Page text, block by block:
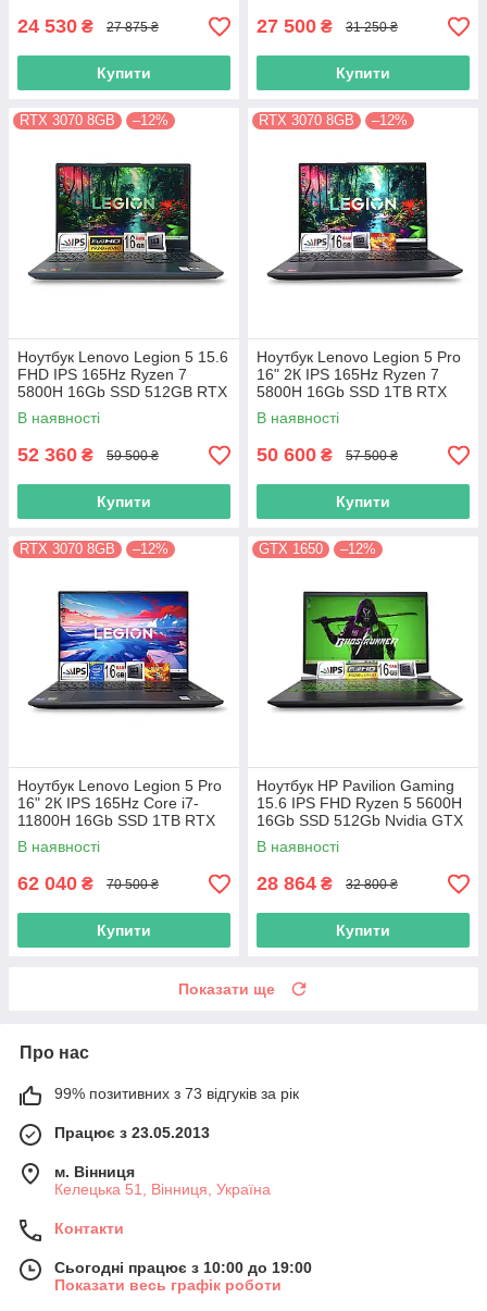
24 530 ₴ 27 875 ₴
Купити
27 500 ₴ 31 250 ₴
Купити
RTX 3070 8GB –12%
Ноутбук Lenovo Legion 5 15.6
FHD IPS 165Hz Ryzen 7
5800H 16Gb SSD 512GB RTX
3070 8GB
В наявності
52 360 ₴ 59 500 ₴
Купити
RTX 3070 8GB –12%
Ноутбук Lenovo Legion 5 Pro
16" 2К IPS 165Hz Ryzen 7
5800H 16Gb SSD 1TB RTX
3070 8GB
В наявності
50 600 ₴ 57 500 ₴
Купити
RTX 3070 8GB –12%
Ноутбук Lenovo Legion 5 Pro
16" 2К IPS 165Hz Core i7-
11800H 16Gb SSD 1TB RTX
3070 8GB
В наявності
62 040 ₴ 70 500 ₴
Купити
GTX 1650 –12%
Ноутбук HP Pavilion Gaming
15.6 IPS FHD Ryzen 5 5600H
16Gb SSD 512Gb Nvidia GTX
1650 4GB
В наявності
28 864 ₴ 32 800 ₴
Купити
Показати ще
Про нас
99% позитивних з 73 відгуків за рік
Працює з 23.05.2013
м. Вінниця
Келецька 51, Вінниця, Україна
Контакти
Сьогодні працює з 10:00 до 19:00
Показати весь графік роботи